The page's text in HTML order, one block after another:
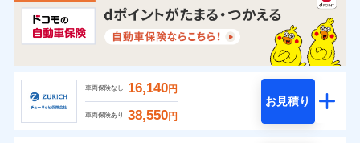
車両保険なし 16,140円
車両保険あり 38,550円
お見積り